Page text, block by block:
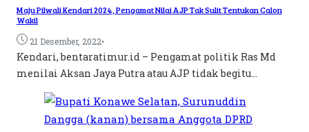
Maju Pilwali Kendari 2024, Pengamat Nilai AJP Tak Sulit Tentukan Calon
Wakil
21 Desember, 2022•
Kendari, bentaratimur.id – Pengamat politik Ras Md
menilai Aksan Jaya Putra atau AJP tidak begitu...